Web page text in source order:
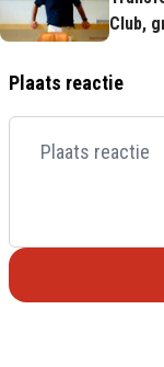
Club,
Plaats reactie